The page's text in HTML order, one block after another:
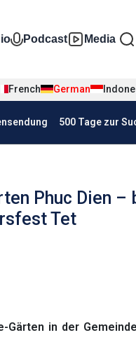
tiện
Podcast Media
French German
500 Tage zur
Phuc Dien
Tet
Gärten in der